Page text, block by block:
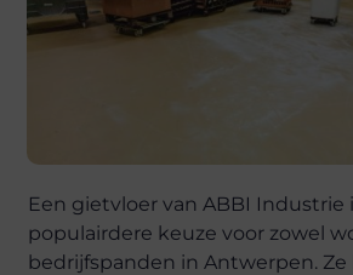
Een gietvloer van ABBI Industrie
populairdere keuze voor zowel
bedrijfspanden in Antwerpen. Ze